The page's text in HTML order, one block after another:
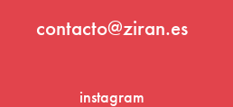
contacto@ziran.es
instagram